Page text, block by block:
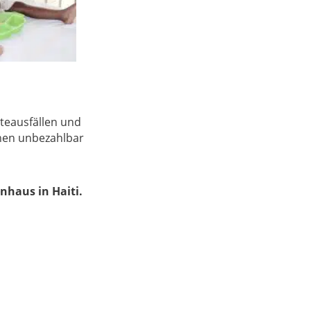
und
unbezahlbar
in Haiti.